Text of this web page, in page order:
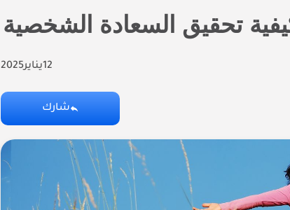
تحقيق السعادة الشخصية
12يناير2025
شارك